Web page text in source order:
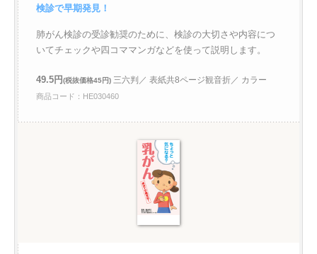
検診で早期発見！
肺がん検診の受診勧奨のために、検診の大切さや内容につ
いてチェックや四コママンガなどを使って説明します。
49.5円(税抜価格45円) 三六判／ 表紙共8ページ観音折／ カラー
商品コード：HE030460